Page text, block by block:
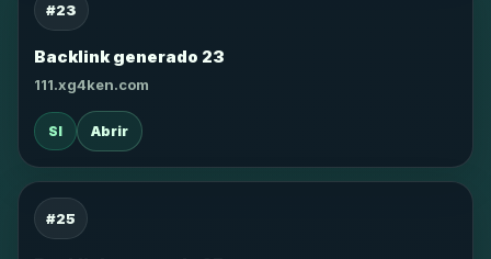
#23
Backlink generado 23
111.xg4ken.com
SI Abrir
#25